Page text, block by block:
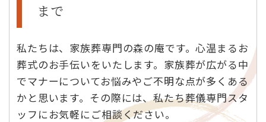
まで
私たちは、家族葬専門の森の庵です。心温まるお
葬式のお手伝いをいたします。家族葬が広がる中
でマナーについてお悩みやご不明な点が多くある
かと思います。その際には、私たち葬儀専門スタ
ッフにお気軽にご相談ください。